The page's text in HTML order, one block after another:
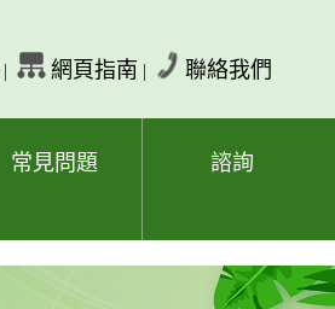
| 網頁指南 | 聯絡我們
常見問題 諮詢